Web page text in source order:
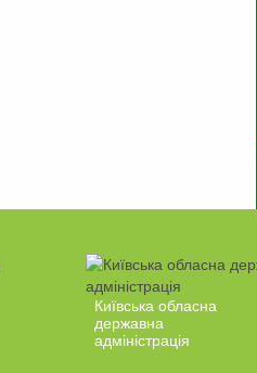
Київська обласна
державна
адміністрація